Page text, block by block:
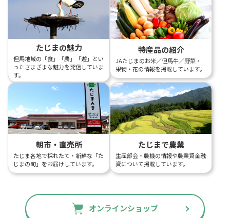
たじまの魅力
但馬地域の「食」「農」「遊」とい
ったさまざまな魅力を発信していま
す。
特産品の紹介
JAたじまのお米／但馬牛／野菜・
果物・花の情報を掲載しています。
朝市・直売所
たじま各地で採れたて・新鮮な「た
じまの旬」をお届けしています。
たじまで農業
生産部会・農機の情報や農業資金融
資について掲載しています。
オンラインショップ